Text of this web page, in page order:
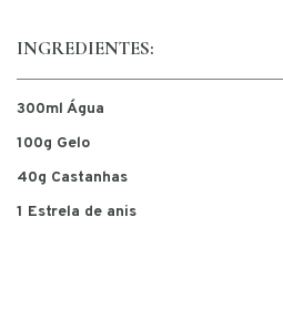
INGREDIENTES:
300ml Água
100g Gelo
40g Castanhas
1 Estrela de anis